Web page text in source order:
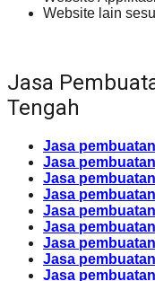
Website lain
Jasa
Tengah
Jasa
Jasa
Jasa
Jasa
Jasa
Jasa
Jasa
Jasa
Jasa